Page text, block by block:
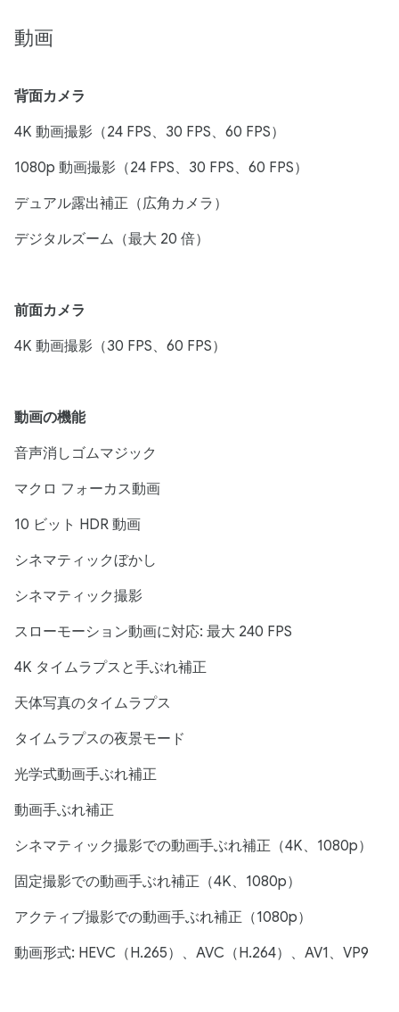
動画
背面カメラ
4K 動画撮影（24 FPS、30 FPS、60 FPS）
1080p 動画撮影（24 FPS、30 FPS、60 FPS）
デュアル露出補正（広角カメラ）
デジタルズーム（最大 20 倍）
前面カメラ
4K 動画撮影（30 FPS、60 FPS）
動画の機能
音声消しゴムマジック
マクロ フォーカス動画
10 ビット HDR 動画
シネマティックぼかし
シネマティック撮影
スローモーション動画に対応: 最大 240 FPS
4K タイムラプスと手ぶれ補正
天体写真のタイムラプス
タイムラプスの夜景モード
光学式動画手ぶれ補正
動画手ぶれ補正
シネマティック撮影での動画手ぶれ補正（4K、1080p）
固定撮影での動画手ぶれ補正（4K、1080p）
アクティブ撮影での動画手ぶれ補正（1080p）
動画形式: HEVC（H.265）、AVC（H.264）、AV1、VP9